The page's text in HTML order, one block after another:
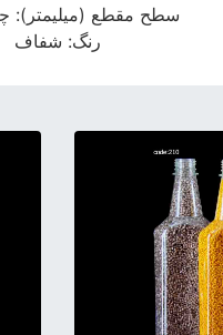
سطح مقطع (میلیمتر):
رنگ: شفاف